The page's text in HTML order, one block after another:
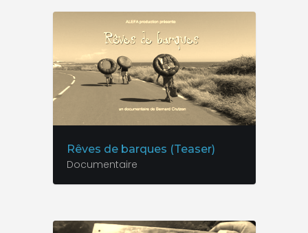
Rêves de barques (Teaser)
Documentaire